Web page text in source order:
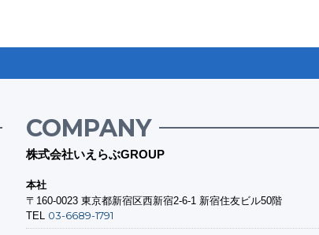
COMPANY
株式会社いえらぶGROUP
本社
〒160-0023 東京都新宿区西新宿2-6-1 新宿住友ビル50階
TEL 03-6689-1791